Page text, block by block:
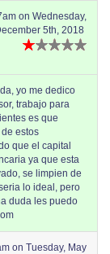
on Wednesday,
5th, 2018
yo me dedico
trabajo para
es que
estos
que el capital
ya que esta
se limpien de
lo ideal, pero
duda les puedo
on Tuesday, May